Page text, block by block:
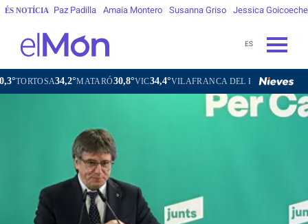
ÉS NOTÍCIA Paz Padilla Amaia Montero Susanna Griso Jessica
ES
34,2°MATARÓ30,8°VIC34,4°VILAFRANCA DEL PENEDÈS30,7°